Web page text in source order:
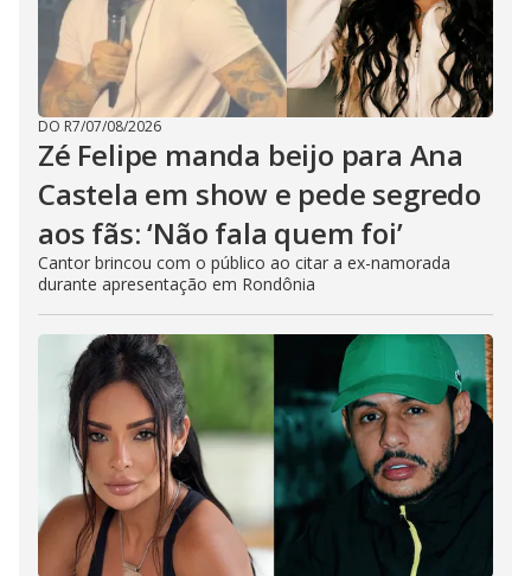
DO R7/07/08/2026
Zé Felipe manda beijo para Ana
Castela em show e pede segredo
aos fãs: ‘Não fala quem foi’
Cantor brincou com o público ao citar a ex-namorada
durante apresentação em Rondônia